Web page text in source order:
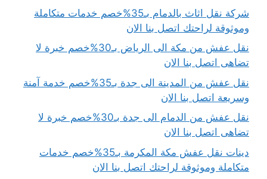
شركة نقل اثاث بالدمام بـ35%خصم خدمات متكاملة
وموثوقة لراحتك اتصل بنا الان
نقل عفش من مكة الى الرياض بـ30%خصم خبرة لا
تضاهى اتصل بنا الان
نقل عفش من المدينة الى جدة بـ35%خصم خدمة آمنة
وسريعة اتصل بنا الان
نقل عفش من الدمام الى جدة بـ30%خصم خبرة لا
تضاهى اتصل بنا الان
دينات نقل عفش مكة المكرمة بـ35%خصم خدمات
متكاملة وموثوقة لراحتك اتصل بنا الان